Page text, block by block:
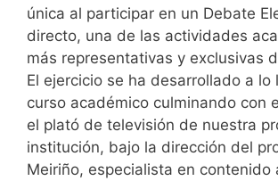
única al participar en un Debate
directo, una de las actividades
más representativas y exclusivas
El ejercicio se ha desarrollado a lo
curso académico culminando con
el plató de televisión de nuestra
institución, bajo la dirección del
Meiriño, especialista en contenido